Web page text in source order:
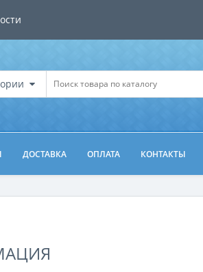
ДОСТАВКА ОПЛАТА КОНТАКТЫ